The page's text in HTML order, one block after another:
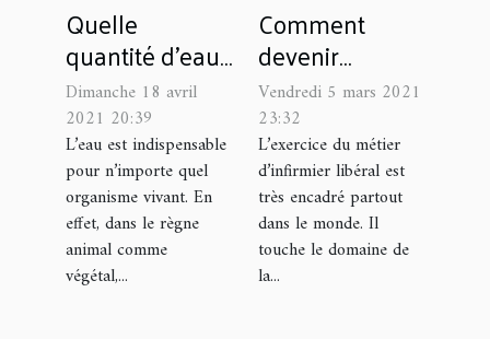
Quelle
quantité d’eau
consommer
par jour?
Dimanche 18 avril
2021 20:39
L’eau est indispensable
pour n’importe quel
organisme vivant. En
effet, dans le règne
animal comme
végétal,...
Comment
devenir
infirmier libéral
?
Vendredi 5 mars 2021
23:32
L’exercice du métier
d’infirmier libéral est
très encadré partout
dans le monde. Il
touche le domaine de
la...